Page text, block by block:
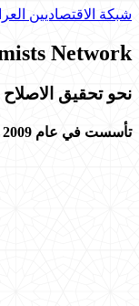
شبكة الاقتصاديين
Network
نحو تحقيق الاصلاح
تأسست في عام 2009 ،